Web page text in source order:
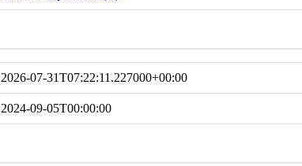
2026-07-31T07:22:11.227000+00:00
2024-09-05T00:00:00